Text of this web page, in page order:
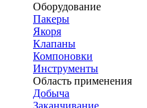
Оборудование
Пакеры
Якоря
Клапаны
Компоновки
Инструменты
Область применения
Добыча
Заканчивание